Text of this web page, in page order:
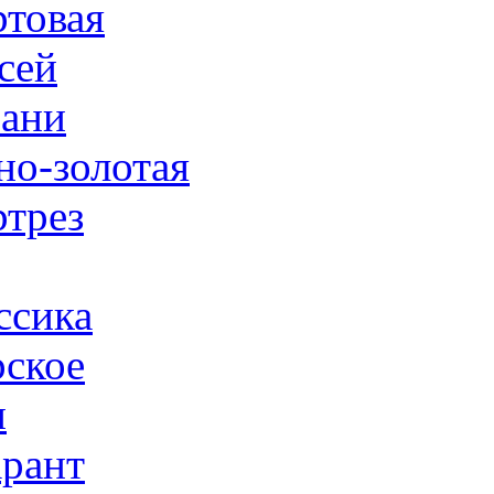
золотая